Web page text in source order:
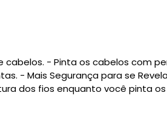
cabelos. - Pinta os cabelos com
- Mais Segurança para se
dos fios enquanto você pinta